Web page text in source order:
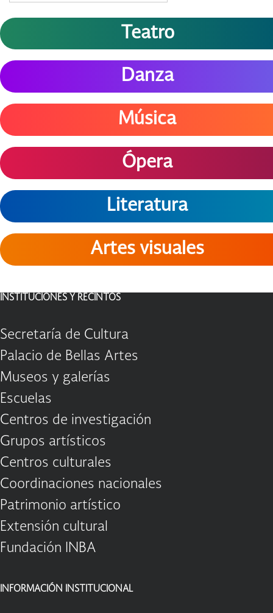
Teatro
Danza
Música
Ópera
Literatura
Artes visuales
INSTITUCIONES Y RECINTOS
Secretaría de Cultura
Palacio de Bellas Artes
Museos y galerías
Escuelas
Centros de investigación
Grupos artísticos
Centros culturales
Coordinaciones nacionales
Patrimonio artístico
Extensión cultural
Fundación INBA
INFORMACIÓN INSTITUCIONAL